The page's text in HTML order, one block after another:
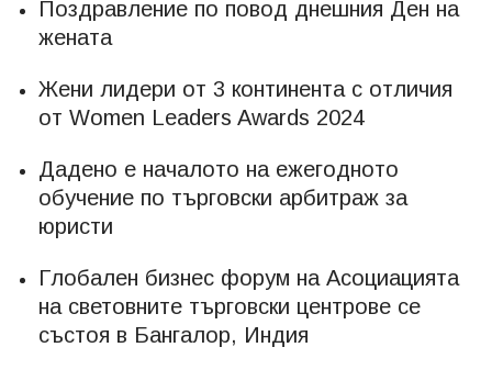
Поздравление по повод днешния Ден на
жената
Жени лидери от 3 континента с отличия
от Women Leaders Awards 2024
Дадено е началото на ежегодното
обучение по търговски арбитраж за
юристи
Глобален бизнес форум на Асоциацията
на световните търговски центрове се
състоя в Бангалор, Индия